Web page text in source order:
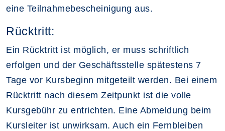
eine Teilnahmebescheinigung aus.
Rücktritt:
Ein Rücktritt ist möglich, er muss schriftlich
erfolgen und der Geschäftsstelle spätestens 7
Tage vor Kursbeginn mitgeteilt werden. Bei einem
Rücktritt nach diesem Zeitpunkt ist die volle
Kursgebühr zu entrichten. Eine Abmeldung beim
Kursleiter ist unwirksam. Auch ein Fernbleiben